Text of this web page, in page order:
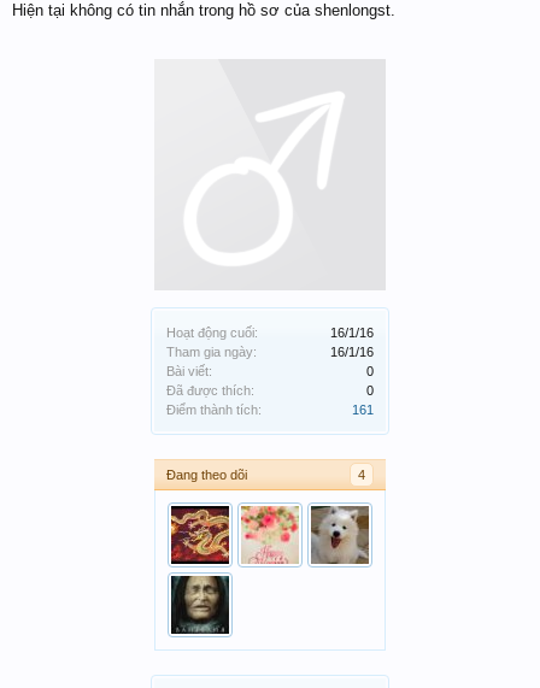
Hoạt động cuối:
16/1/16
Tham gia ngày:
16/1/16
Bài viết:
0
Đã được thích:
0
Điểm thành tích:
161
Đang theo dõi 4
Hiện tại không có tin nhắn trong hồ sơ của shenlongst.